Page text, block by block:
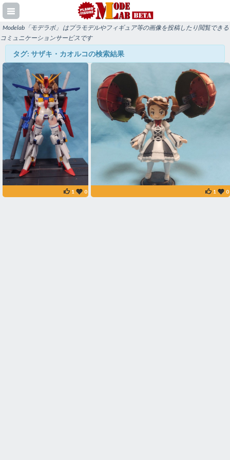
録
ン
Modelab「モデラボ」 はプラモデルやフィギュア等の画像を投稿したり閲覧できる
コミュニケーションサービスです
タグ: サザキ・カオルコの検索結果
1 0 1 0